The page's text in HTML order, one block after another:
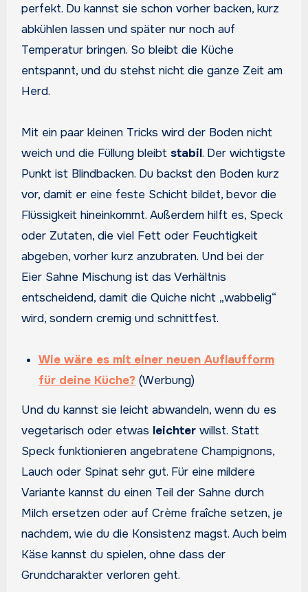
perfekt. Du kannst sie schon vorher backen, kurz
abkühlen lassen und später nur noch auf
Temperatur bringen. So bleibt die Küche
entspannt, und du stehst nicht die ganze Zeit am
Herd.
Mit ein paar kleinen Tricks wird der Boden nicht
weich und die Füllung bleibt stabil. Der wichtigste
Punkt ist Blindbacken. Du backst den Boden kurz
vor, damit er eine feste Schicht bildet, bevor die
Flüssigkeit hineinkommt. Außerdem hilft es, Speck
oder Zutaten, die viel Fett oder Feuchtigkeit
abgeben, vorher kurz anzubraten. Und bei der
Eier Sahne Mischung ist das Verhältnis
entscheidend, damit die Quiche nicht „wabbelig“
wird, sondern cremig und schnittfest.
Wie wäre es mit einer neuen Auflaufform
für deine Küche? (Werbung)
Und du kannst sie leicht abwandeln, wenn du es
vegetarisch oder etwas leichterwillst. Statt
Speck funktionieren angebratene Champignons,
Lauch oder Spinat sehr gut. Für eine mildere
Variante kannst du einen Teil der Sahne durch
Milch ersetzen oder auf Crème fraîche setzen, je
nachdem, wie du die Konsistenz magst. Auch beim
Käse kannst du spielen, ohne dass der
Grundcharakter verloren geht.